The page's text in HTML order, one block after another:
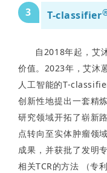
3 T-classifier
自2018年起，艾
价值。2023年，艾沐
人工智能的T-
创新性地提出一套精
研究领域开拓了崭新路
点转向至实体肿瘤领
成果，并获批了发明
相关TCR的方法 （专